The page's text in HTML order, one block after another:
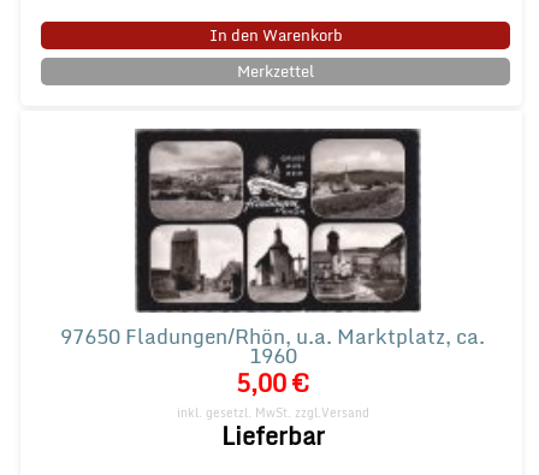
In den Warenkorb
Merkzettel
97650 Fladungen/Rhön, u.a. Marktplatz, ca.
1960
5,00 €
inkl. gesetzl. MwSt. zzgl.Versand
Lieferbar